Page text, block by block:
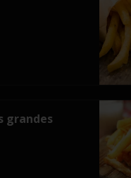
grandes